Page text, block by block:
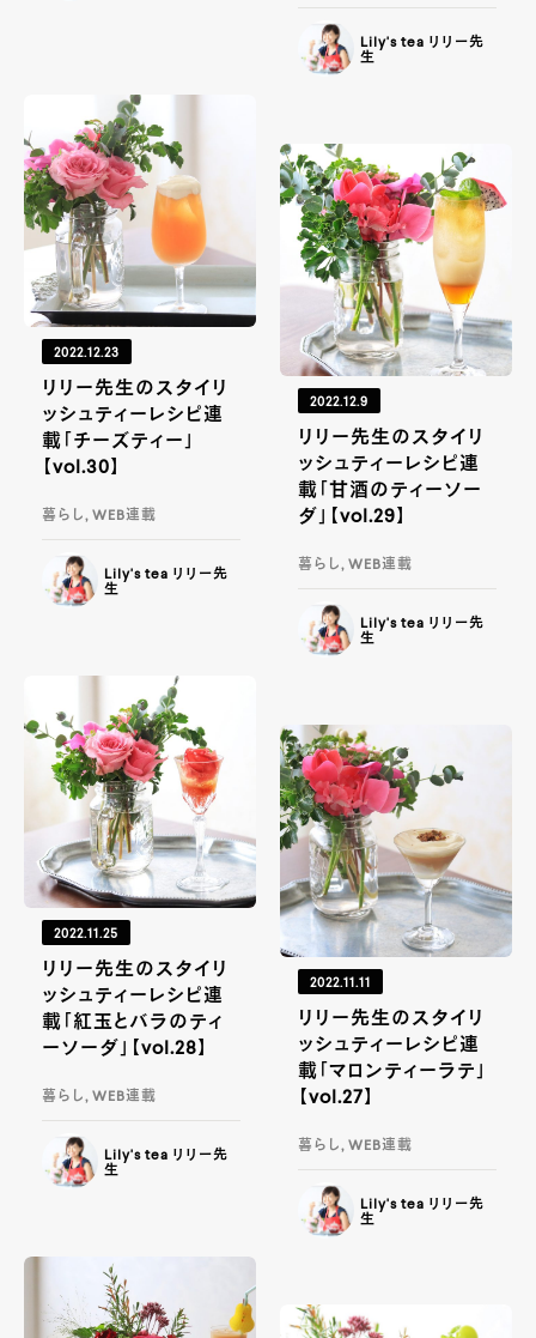
Lily's tea リリー先
生
2022.12.23
リリー先生のスタイリ
ッシュティーレシピ連
載「チーズティー」
【vol.30】
暮らし, WEB連載
Lily's tea リリー先
生
2022.12.9
リリー先生のスタイリ
ッシュティーレシピ連
載「甘酒のティーソー
ダ」【vol.29】
暮らし, WEB連載
Lily's tea リリー先
生
2022.11.25
リリー先生のスタイリ
ッシュティーレシピ連
載「紅玉とバラのティ
ーソーダ」【vol.28】
暮らし, WEB連載
Lily's tea リリー先
生
2022.11.11
リリー先生のスタイリ
ッシュティーレシピ連
載「マロンティーラテ」
【vol.27】
暮らし, WEB連載
Lily's tea リリー先
生